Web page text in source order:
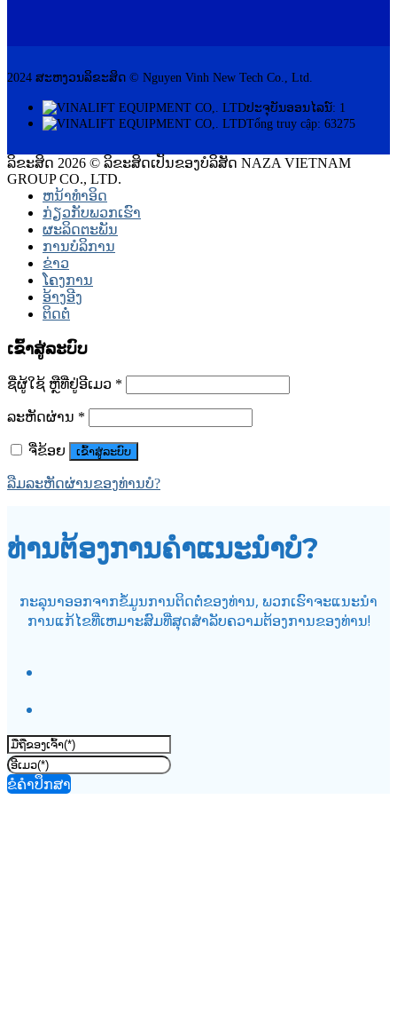
2024 ສະຫງວນລິຂະສິດ © Nguyen Vinh New Tech Co., Ltd.
ປະຈຸບັນອອນໄລນ໌: 1
Tổng truy cập: 63275
ລິຂະສິດ 2026 © ລິຂະສິດເປັນຂອງບໍລິສັດ NAZA VIETNAM
GROUP CO., LTD.
ຫນ້າທໍາອິດ
ກ່ຽວກັບພວກເຮົາ
ຜະລິດຕະພັນ
ການບໍລິການ
ຂ່າວ
ໂຄງການ
ອ້າງອີງ
ຕິດຕໍ່
ເຂົ້າສູ່ລະບົບ
ຊື່ຜູ້ໃຊ້ ຫຼືທີ່ຢູ່ອີເມວ *
ລະຫັດຜ່ານ *
ຈື່ຂ້ອຍ ເຂົ້າສູ່ລະບົບ
ລືມລະຫັດຜ່ານຂອງທ່ານບໍ?
ທ່ານຕ້ອງການຄໍາແນະນໍາບໍ?
ກະລຸນາອອກຈາກຂໍ້ມູນການຕິດຕໍ່ຂອງທ່ານ, ພວກເຮົາຈະແນະນໍາ
ການແກ້ໄຂທີ່ເຫມາະສົມທີ່ສຸດສໍາລັບຄວາມຕ້ອງການຂອງທ່ານ!
ຂໍຄຳປຶກສາ